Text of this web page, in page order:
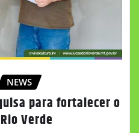
NEWS
para fortalecer o
Verde